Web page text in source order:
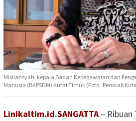
Misliansyah, kepala Badan Kepegawaian dan
Manusia (BKPSDM) Kutai Timur. (Foto : Pemkab
Linikaltim.id.SANGATTA– Ribuan